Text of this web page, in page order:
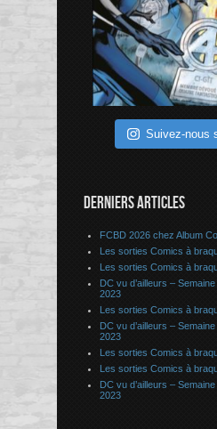
Suivez-nous
DERNIERS ARTICLES
FCBD 2026 chez Album
Les sorties Comics à
Les sorties Comics à
DC vu d’ailleurs –
2023
Les sorties Comics à
DC vu d’ailleurs –
2023
Les sorties Comics à
Les sorties Comics à
DC vu d’ailleurs –
2023